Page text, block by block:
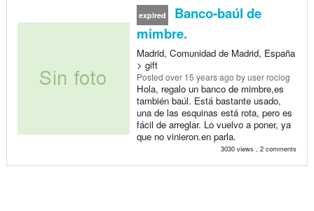
expired
Banco-baúl de
mimbre.
Madrid, Comunidad de Madrid, España
> gift
Posted over 15 years ago by user rociog
Hola, regalo un banco de mimbre,es
también baúl. Está bastante usado,
una de las esquinas está rota, pero es
fácil de arreglar. Lo vuelvo a poner, ya
que no vinieron.en parla.
3030 views , 2 comments